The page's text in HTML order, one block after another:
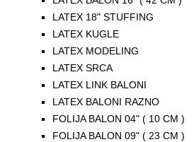
LATEX 18" STUFFING
LATEX KUGLE
LATEX MODELING
LATEX SRCA
LATEX LINK BALONI
LATEX BALONI RAZNO
FOLIJA BALON 04" ( 10 CM )
FOLIJA BALON 09" ( 23 CM )